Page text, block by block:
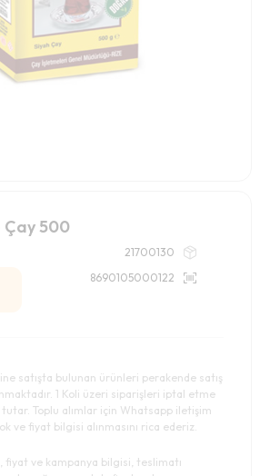
Çay 500
21700130
8690105000122
satışta bulunan ürünleri perakende satış
1 Koli üzeri siparişleri iptal etme
tutar. Toplu alımlar için Whatsapp iletişim
ve fiyat bilgisi alınmasını rica ederiz.
fiyat ve kampanya bilgisi, teslimatı